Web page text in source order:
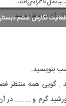
بنویسید.
. گویی همه
گرم و ………. در